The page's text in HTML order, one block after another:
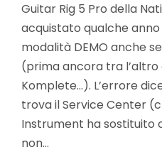
Guitar Rig 5 Pro della
acquistato qualche anno
modalità DEMO anche
(prima ancora tra l’altro
Komplete…). L’errore
trova il Service Center
Instrument ha sostituito
non…